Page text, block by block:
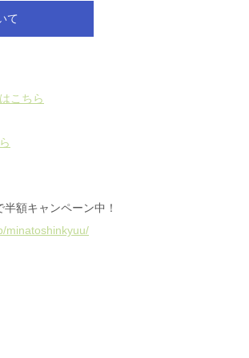
て
こちら
額キャンペーン中！
minatoshinkyuu/